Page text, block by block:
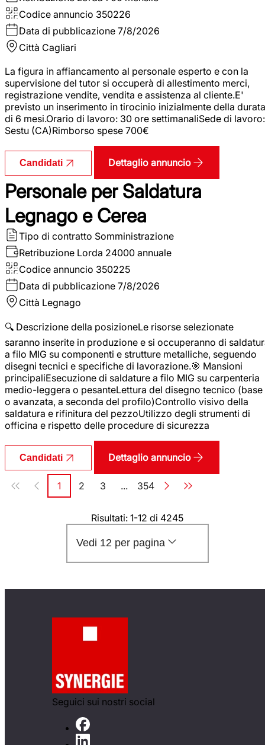
Codice annuncio 350226
Data di pubblicazione 7/8/2026
Città Cagliari
La figura in affiancamento al personale esperto e con la
supervisione del tutor si occuperà di allestimento merci,
registrazione vendite, vendita e assistenza al cliente.E'
previsto un inserimento in tirocinio inizialmente della durata
di 6 mesi.Orario di lavoro: 30 ore settimanaliSede di lavoro:
Sestu (CA)Rimborso spese 700€
Candidati Dettaglio annuncio
Personale per Saldatura
Legnago e Cerea
Tipo di contratto Somministrazione
Retribuzione Lorda 24000 annuale
Codice annuncio 350225
Data di pubblicazione 7/8/2026
Città Legnago
🔍 Descrizione della posizioneLe risorse selezionate
saranno inserite in produzione e si occuperanno di
a filo MIG su componenti e strutture metalliche, seguendo
disegni tecnici e specifiche di lavorazione.🎯 Mansioni
principaliEsecuzione di saldature a filo MIG su carpenteria
medio-leggera o pesanteLettura del disegno tecnico (base
o avanzata, a seconda del profilo)Controllo visivo della
saldatura e rifinitura del pezzoUtilizzo degli strumenti di
officina e rispetto delle procedure di sicurezza
Candidati Dettaglio annuncio
Paginazione
Pagina
1 Pagina
2 Pagina
3 ... Pagina
354
Risultati: 1-12 di 4245
Vedi 12 per pagina
Seguici sui nostri social